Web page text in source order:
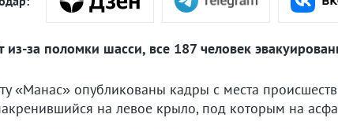
из-за поломки шасси, все 187 человек
«Манас» опубликованы кадры с места
на левое крыло, под которым на